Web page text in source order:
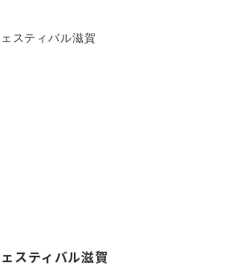
スティバル滋賀